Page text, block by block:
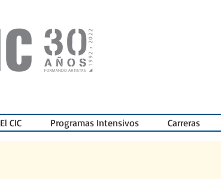
El CIC Programas Intensivos Carreras